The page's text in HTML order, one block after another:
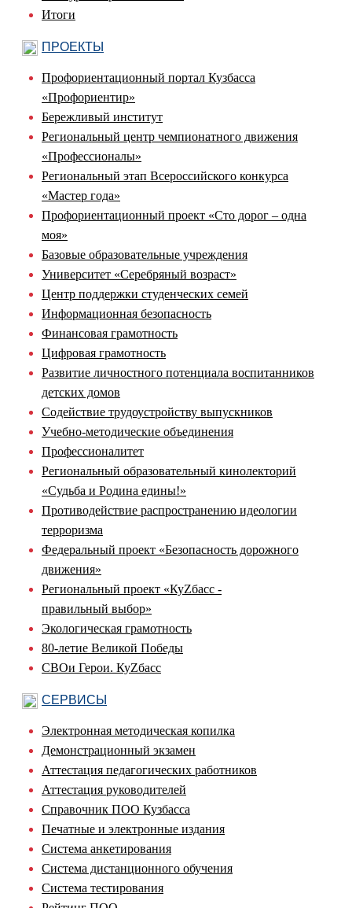
Итоги
ПРОЕКТЫ
Профориентационный портал Кузбасса
«Профориентир»
Бережливый институт
Региональный центр чемпионатного движения
«Профессионалы»
Региональный этап Всероссийского конкурса
«Мастер года»
Профориентационный проект «Сто дорог – одна
моя»
Базовые образовательные учреждения
Университет «Серебряный возраст»
Центр поддержки студенческих семей
Информационная безопасность
Финансовая грамотность
Цифровая грамотность
Развитие личностного потенциала воспитанников
детских домов
Содействие трудоустройству выпускников
Учебно-методические объединения
Профессионалитет
Региональный образовательный кинолекторий
«Судьба и Родина едины!»
Противодействие распространению идеологии
терроризма
Федеральный проект «Безопасность дорожного
движения»
Региональный проект «КуZбасс -
правильный выбор»
Экологическая грамотность
80-летие Великой Победы
СВОи Герои. КуZбасс
СЕРВИСЫ
Электронная методическая копилка
Демонстрационный экзамен
Аттестация педагогических работников
Аттестация руководителей
Справочник ПОО Кузбасса
Печатные и электронные издания
Система анкетирования
Система дистанционного обучения
Система тестирования